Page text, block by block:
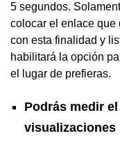
5 segundos.
colocar el enlace que
con esta finalidad y
habilitará la opción
el lugar de prefieras.
Podrás medir
visualizaciones